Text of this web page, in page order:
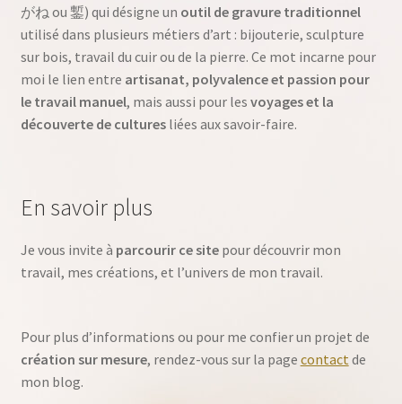
がね ou 鏨) qui désigne un outil de gravure traditionnel
utilisé dans plusieurs métiers d’art : bijouterie, sculpture
sur bois, travail du cuir ou de la pierre. Ce mot incarne pour
moi le lien entre artisanat, polyvalence et passion pour
le travail manuel, mais aussi pour les voyages et la
découverte de culturesliées aux savoir-faire.
En savoir plus
Je vous invite à parcourir ce sitepour découvrir mon
travail, mes créations, et l’univers de mon travail.
Pour plus d’informations ou pour me confier un projet de
création sur mesure, rendez-vous sur la page contactde
mon blog.